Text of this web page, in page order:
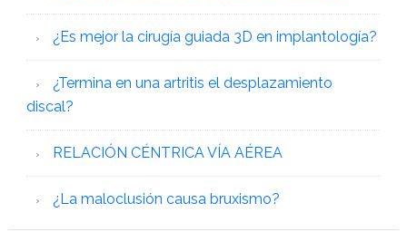
¿Es mejor la cirugía guiada 3D en implantología?
¿Termina en una artritis el desplazamiento
discal?
RELACIÓN CÉNTRICA VÍA AÉREA
¿La maloclusión causa bruxismo?